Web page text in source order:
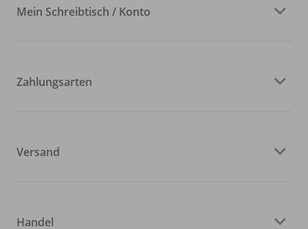
Mein Schreibtisch / Konto
Zahlungsarten
Versand
Handel